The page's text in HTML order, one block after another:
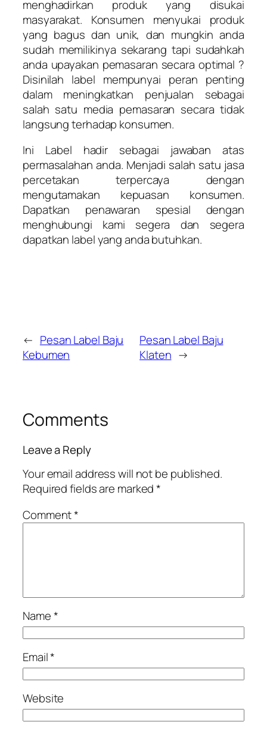
menghadirkan produk yang disukai
masyarakat. Konsumen menyukai produk
yang bagus dan unik, dan mungkin anda
sudah memilikinya sekarang tapi sudahkah
anda upayakan pemasaran secara optimal ?
Disinilah label mempunyai peran penting
dalam meningkatkan penjualan sebagai
salah satu media pemasaran secara tidak
langsung terhadap konsumen.
Ini Label hadir sebagai jawaban atas
permasalahan anda. Menjadi salah satu jasa
percetakan terpercaya dengan
mengutamakan kepuasan konsumen.
Dapatkan penawaran spesial dengan
menghubungi kami segera dan segera
dapatkan label yang anda butuhkan.
← Pesan Label Baju
Kebumen
Pesan Label Baju
Klaten →
Comments
Leave a Reply
Your email address will not be published.
Required fields are marked*
Comment*
Name*
Email*
Website